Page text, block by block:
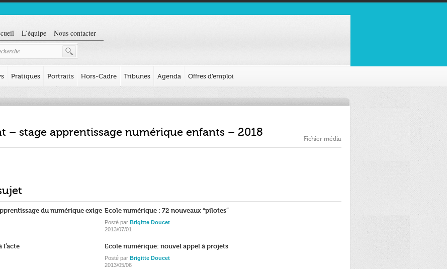
L’équipe Nous contacter
Pratiques Portraits Hors-Cadre Tribunes Agenda Offres d’emploi
– stage apprentissage numérique enfants – 2018 Fichier média
du numérique exige Ecole numérique : 72 nouveaux “pilotes”
Posté par Brigitte Doucet
2013/07/01
l’acte Ecole numérique: nouvel appel à projets
Posté par Brigitte Doucet
2013/05/06